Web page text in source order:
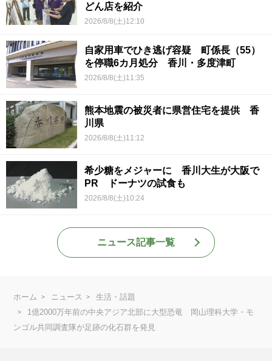
どん店を紹介
2026/8/8(土)12:10
自家用車でひき逃げ容疑 町係長（55）
を停職6カ月処分 香川・多度津町
2026/8/8(土)11:35
熊本地震の被災者に県営住宅を提供 香
川県
2026/8/8(土)11:12
希少糖をメジャーに 香川大生が大阪で
PR ドーナツの試食も
2026/8/8(土)10:24
ニュース記事一覧
ホーム ニュース
生活・話題
1億2000万年前の中央アジア北部に大型恐竜 岡山理科大学・モ
ンゴル共同調査隊が足跡の化石群を発見